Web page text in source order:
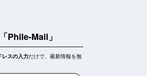
Phile-Mail」
レスの入力だけで、最新情報を無